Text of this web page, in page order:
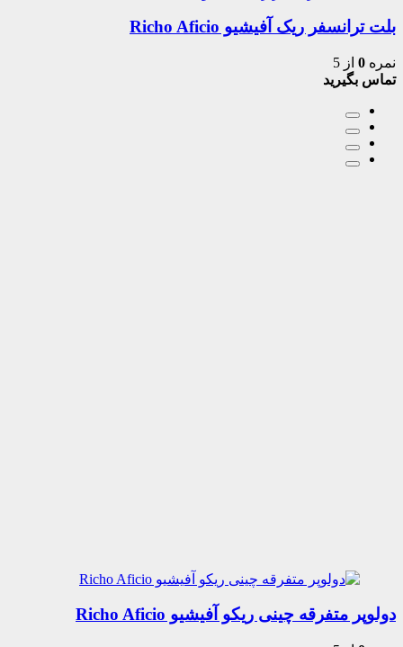
بلت ترانسفر ریک آفیشیو Richo Aficio
نمره 0 از 5
تماس بگیرید
دولوپر متفرقه چینی ریکو آفیشیو Richo Aficio